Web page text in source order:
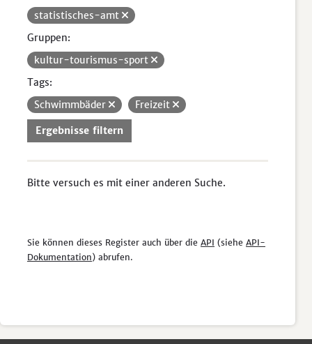
statistisches-amt
Gruppen:
kultur-tourismus-sport
Tags:
Schwimmbäder
Freizeit
Ergebnisse filtern
Bitte versuch es mit einer anderen Suche.
Sie können dieses Register auch über die API (siehe API-
Dokumentation) abrufen.